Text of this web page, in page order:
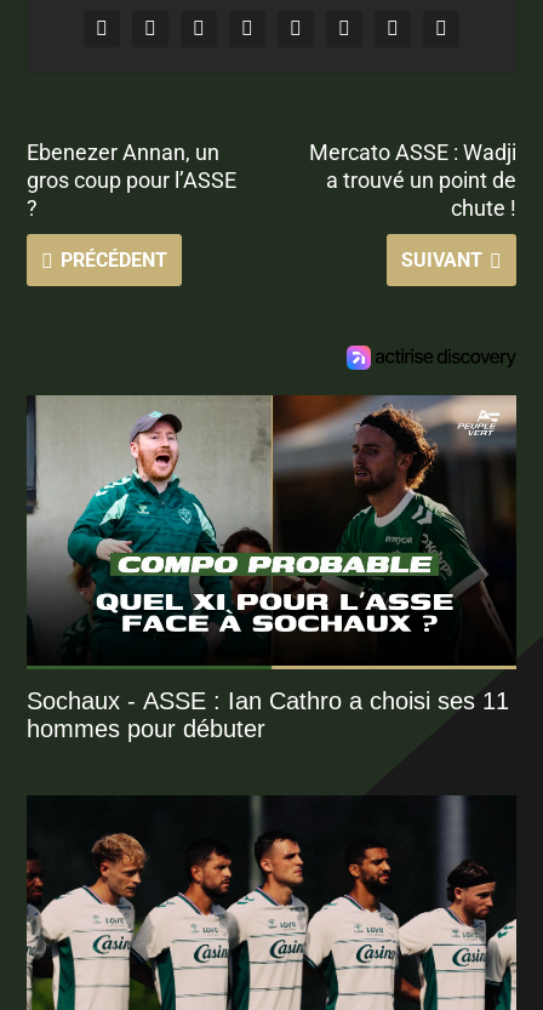
Ebenezer Annan, un
gros coup pour l’ASSE
?
PRÉCÉDENT
Mercato ASSE : Wadji
a trouvé un point de
chute !
SUIVANT
Sochaux - ASSE : Ian Cathro a choisi ses 11
hommes pour débuter